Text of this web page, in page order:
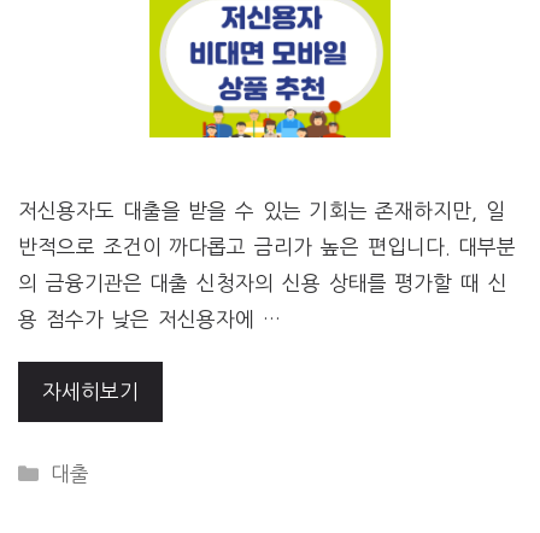
저신용자도 대출을 받을 수 있는 기회는 존재하지만, 일
반적으로 조건이 까다롭고 금리가 높은 편입니다. 대부분
의 금융기관은 대출 신청자의 신용 상태를 평가할 때 신
용 점수가 낮은 저신용자에 …
자세히보기
CATEGORIES
대출